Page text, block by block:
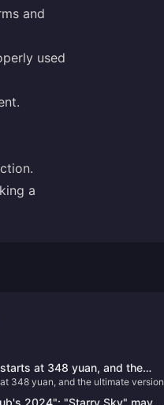
and
used
a
at 348 yuan, and the
three days in advance
348 yuan, and the ultimate version
2024": "Starry Sky" may